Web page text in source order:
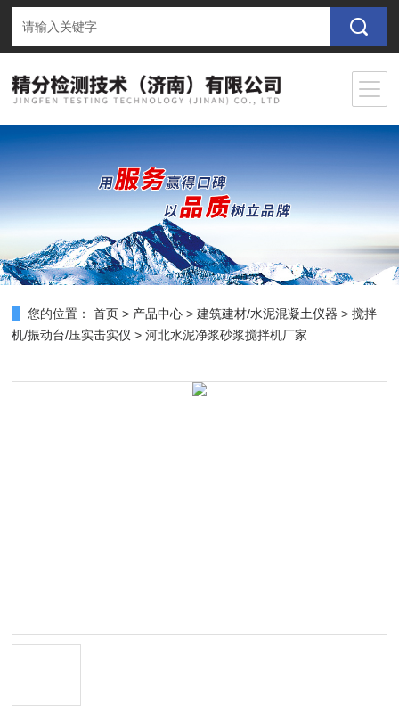
您的位置： 首页 > 产品中心 >建筑建材/水泥混凝土仪器 >搅拌
机/振动台/压实击实仪 > 河北水泥净浆砂浆搅拌机厂家